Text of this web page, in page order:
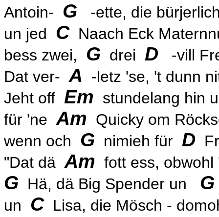
Antoin- G -ette, die
un jed CNaach Eck
bess zwei, G drei D -vill
Dat ver- A -letz 'se, 't dunn
Jeht off Em stundelang hin
für 'ne Am Quicky om
wenn och G nimieh für D
"Dat dä Am fott ess,
G Hä, dä Big Spender un G
un CLisa, die Mösch -